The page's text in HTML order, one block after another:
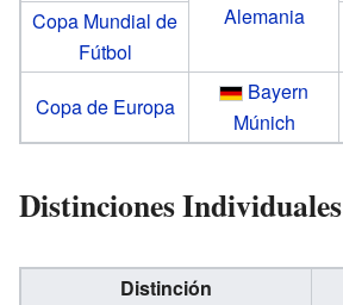
Alemania
Copa Mundial de
Fútbol
Copa de Europa
Bayern
Múnich
Distinciones Individuales
Distinción